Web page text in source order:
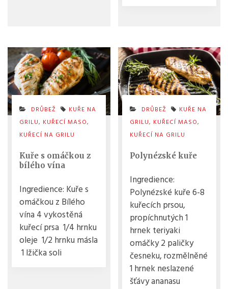
DRŮBEŽ
KUŘE NA
GRILU, KUŘECÍ MASO,
KUŘECÍ NA GRILU
Kuře s omáčkou z
bílého vína
Ingredience: Kuře s
omáčkou z Bílého
vína 4 vykostěná
kuřecí prsa 1/4 hrnku
oleje 1/2 hrnku másla
1 lžička soli
DRŮBEŽ
KUŘE NA
GRILU, KUŘECÍ MASO,
KUŘECÍ NA GRILU
Polynézské kuře
Ingredience:
Polynézské kuře 6-8
kuřecích prsou,
propíchnutých 1
hrnek teriyaki
omáčky 2 paličky
česneku, rozmělněné
1 hrnek neslazené
šťávy ananasu